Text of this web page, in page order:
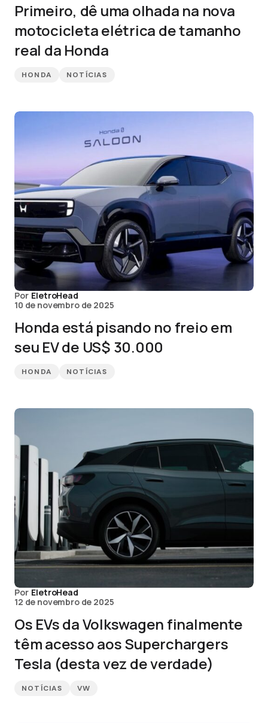
Primeiro, dê uma olhada na nova
motocicleta elétrica de tamanho
real da Honda
HONDA NOTÍCIAS
Por EletroHead
10 de novembro de 2025
Honda está pisando no freio em
seu EV de US$ 30.000
HONDA NOTÍCIAS
Por EletroHead
12 de novembro de 2025
Os EVs da Volkswagen finalmente
têm acesso aos Superchargers
Tesla (desta vez de verdade)
NOTÍCIAS VW